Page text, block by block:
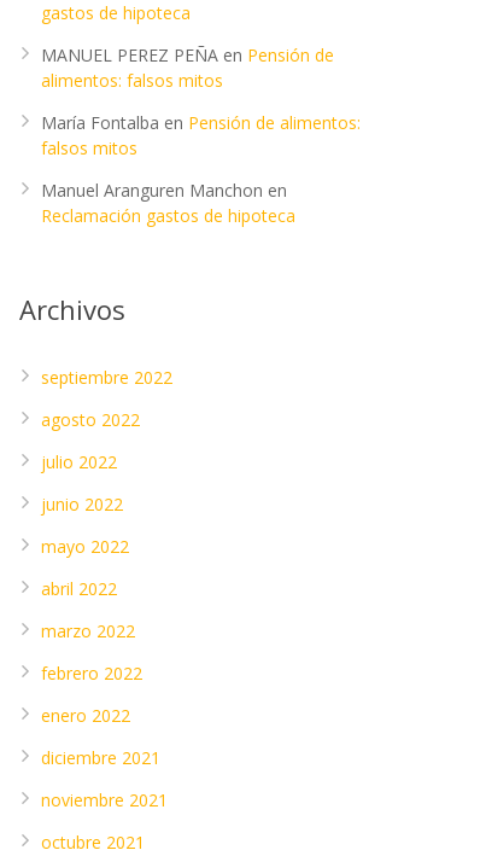
gastos de hipoteca
MANUEL PEREZ PEÑA en Pensión de
alimentos: falsos mitos
María Fontalba en Pensión de alimentos:
falsos mitos
Manuel Aranguren Manchon en
Reclamación gastos de hipoteca
Archivos
septiembre 2022
agosto 2022
julio 2022
junio 2022
mayo 2022
abril 2022
marzo 2022
febrero 2022
enero 2022
diciembre 2021
noviembre 2021
octubre 2021